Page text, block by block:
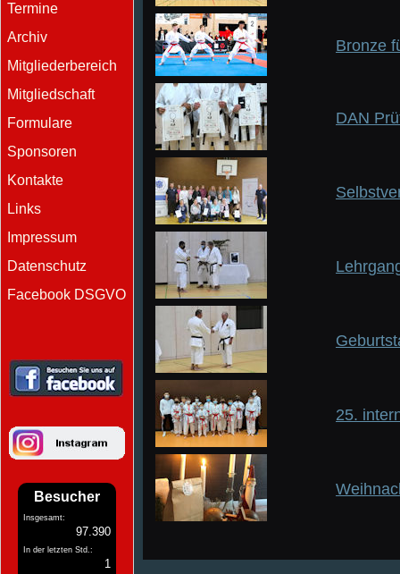
Termine
Archiv
Mitgliederbereich
Mitgliedschaft
Formulare
Sponsoren
Kontakte
Links
Impressum
Datenschutz
Facebook DSGVO
Besucher
Insgesamt:
97.390
In der letzten Std.:
1
Bronze
DAN
25.